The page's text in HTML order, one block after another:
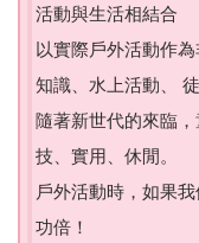
活動與生活相結合
以實際戶外活動作
知識、水上活動、
隨著新世代的來臨
技、實用、休閒。
戶外活動時，如果
功倍！